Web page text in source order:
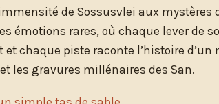
de Sossusvlei aux mystères
émotions rares, où chaque lever de
chaque piste raconte l’histoire d’un
les gravures millénaires des San.